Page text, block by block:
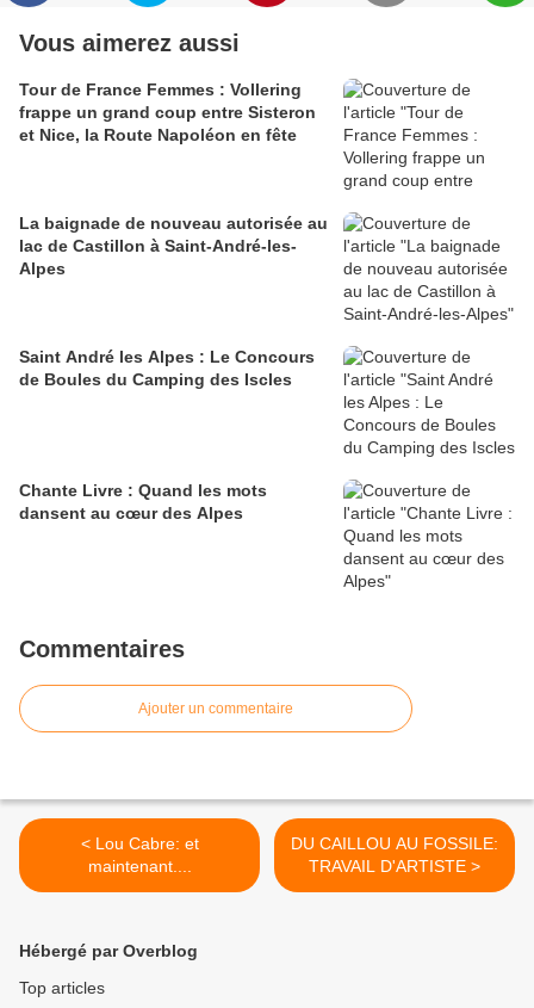
Vous aimerez aussi
Tour de France Femmes : Vollering
frappe un grand coup entre Sisteron
et Nice, la Route Napoléon en fête
La baignade de nouveau autorisée au
lac de Castillon à Saint-André-les-
Alpes
Saint André les Alpes : Le Concours
de Boules du Camping des Iscles
Chante Livre : Quand les mots
dansent au cœur des Alpes
Commentaires
Ajouter un commentaire
< Lou Cabre: et
maintenant....
DU CAILLOU AU FOSSILE:
TRAVAIL D'ARTISTE >
Hébergé par Overblog
Top articles